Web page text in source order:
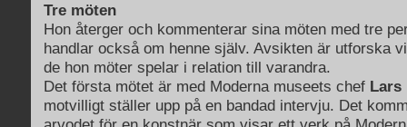
Tre möten
Hon återger och kommenterar sina möten med tre
handlar också om henne själv. Avsikten är utforska
de hon möter spelar i relation till varandra.
Det första mötet är med Moderna museets chef Lars
motvilligt ställer upp på en bandad intervju. Det